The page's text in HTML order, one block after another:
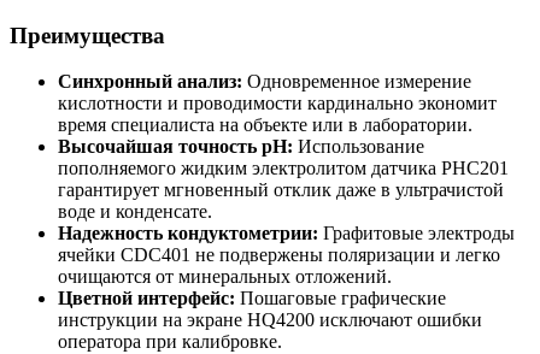
Преимущества
Синхронный анализ: Одновременное измерение
кислотности и проводимости кардинально экономит
время специалиста на объекте или в лаборатории.
Высочайшая точность pH: Использование
пополняемого жидким электролитом датчика PHC201
гарантирует мгновенный отклик даже в ультрачистой
воде и конденсате.
Надежность кондуктометрии: Графитовые электроды
ячейки CDC401 не подвержены поляризации и легко
очищаются от минеральных отложений.
Цветной интерфейс: Пошаговые графические
инструкции на экране HQ4200 исключают ошибки
оператора при калибровке.